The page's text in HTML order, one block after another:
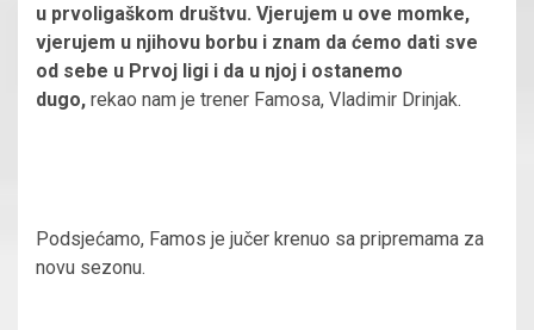
u prvoligaškom društvu. Vjerujem u ove momke,
vjerujem u njihovu borbu i znam da ćemo dati sve
od sebe u Prvoj ligi i da u njoj i ostanemo
dugo, rekao nam je trener Famosa, Vladimir Drinjak.
Podsjećamo, Famos je jučer krenuo sa pripremama za
novu sezonu.